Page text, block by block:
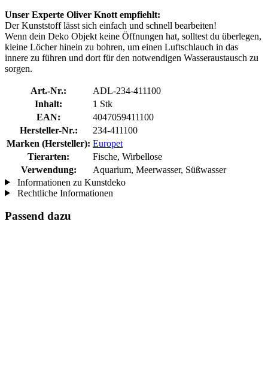
Unser Experte Oliver Knott empfiehlt:
Der Kunststoff lässt sich einfach und schnell bearbeiten!
Wenn dein Deko Objekt keine Öffnungen hat, solltest du überlegen,
kleine Löcher hinein zu bohren, um einen Luftschlauch in das
innere zu führen und dort für den notwendigen Wasseraustausch zu
sorgen.
Art.-Nr.:
ADL-234-411100
Inhalt:
1 Stk
EAN:
4047059411100
Hersteller-Nr.:
234-411100
Marken (Hersteller): Europet
Tierarten:
Fische, Wirbellose
Verwendung:
Aquarium, Meerwasser, Süßwasser
Informationen zu Kunstdeko
Rechtliche Informationen
Passend dazu